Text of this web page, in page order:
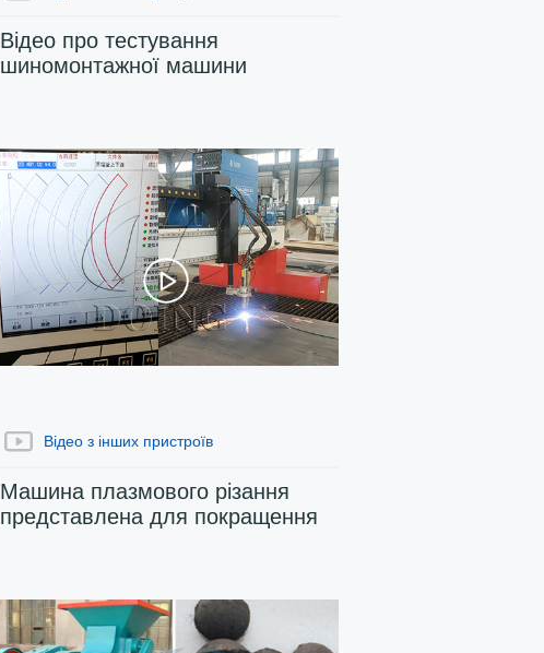
Відео про тестування
шиномонтажної машини
Відео з інших пристроїв
Машина плазмового різання
представлена ​​для покращення